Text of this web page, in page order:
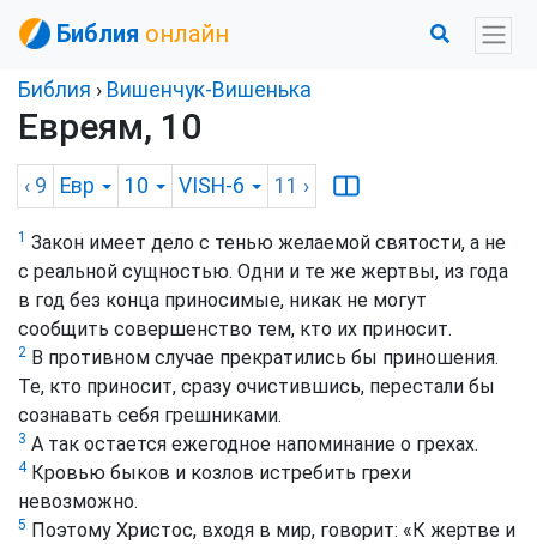
Библия онлайн
Библия › Вишенчук-Вишенька
Евреям, 10
‹ 9 Евр 10 VISH-6 11 ›
1 Закон имеет дело с тенью желаемой святости, а не
с реальной сущностью. Одни и те же жертвы, из года
в год без конца приносимые, никак не могут
сообщить совершенство тем, кто их приносит.
2 В противном случае прекратились бы приношения.
Те, кто приносит, сразу очистившись, перестали бы
сознавать себя грешниками.
3 А так остается ежегодное напоминание о грехах.
4Кровью быков и козлов истребить грехи
невозможно.
5 Поэтому Христос, входя в мир, говорит: «К жертве и